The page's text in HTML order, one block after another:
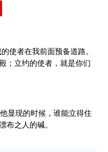
使者在我前面预备道路。
；立约的使者，就是你们
显现的时候，谁能立得住
布之人的碱。